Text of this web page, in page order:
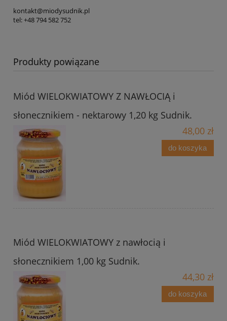
kontakt@miodysudnik.pl
tel: +48 794 582 752
Produkty powiązane
Miód WIELOKWIATOWY Z NAWŁOCIĄ i
słonecznikiem - nektarowy 1,20 kg Sudnik.
48,00 zł
do koszyka
Miód WIELOKWIATOWY z nawłocią i
słonecznikiem 1,00 kg Sudnik.
44,30 zł
do koszyka